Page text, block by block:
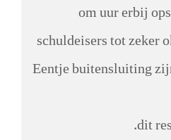
om uur erbij
schuldeisers tot zeker
Eentje buitensluiting
dit